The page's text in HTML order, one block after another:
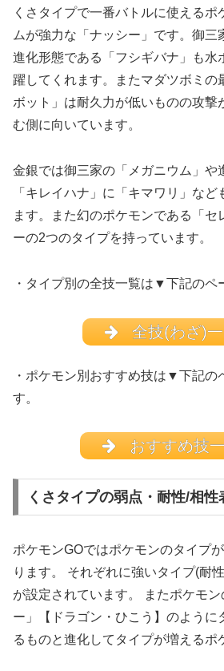
くさタイプで一番バトルに使えるポ
ムが強力な「ナッシー」です。御三
進化形態である「フシギバナ」も水
躍してくれます。またマダツボミの
ボット」は耐久力が低いものの攻撃
む側に向いています。
金銀では御三家の「メガニウム」や
「キレイハナ」に「キマワリ」など
ます。また幻のポケモンである「セ
ーの2つのタイプを持っています。
・タイプ別の全技一覧は▼下記のペ
全技(わざ)
・ポケモン別おすすめ技は▼下記の
す。
おすすめ技
くさタイプの弱点・耐性/相性
ポケモンGOではポケモンのタイプ
ります。 それぞれに強いタイプ(耐
が設定されています。 またポケモン
ー」【ドラゴン・ひこう】のように
るものと進化してタイプが増えるポ